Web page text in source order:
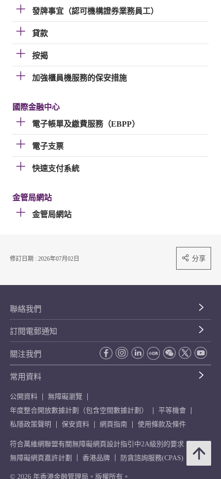
發牌事宜（認可機構證券業務員工）
貸款
按揭
加強櫃員機服務的保安措施
國際金融中心
電子帳單及繳費服務（EBPP）
電子支票
快速支付系統
金管局網站
金管局網站
修訂日期 : 2026年07月02日 分享
聯絡我們
訂閱電郵通知
關注我們
常用資料
公開資料
無障礙瀏覽
年度整合開放數據計劃（包含空間數據計劃）
平等機會
私隱政策聲明
保安資料 網頁指南 使用條款及條件
符合萬維網聯盟有關無障礙網頁設計指引中2A級別的要求
無障礙網頁嘉許計劃
香港品牌 防貪諮詢服務(CPAS)
© 2026 年香港金融管理局。版權所有。